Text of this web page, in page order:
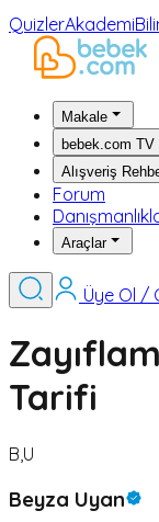
QuizlerAkademi
Makale
bebek.com TV
Alışveriş
Forum
Araçlar
Üye Ol /
Tarifi
B,U
Beyza Uyan